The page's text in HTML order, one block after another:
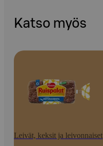
Katso myös
Leivät, keksit ja leivonnaiset